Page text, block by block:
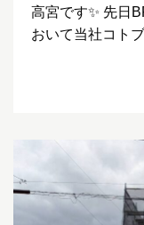
高宮です✨ 先日
おいて当社コト